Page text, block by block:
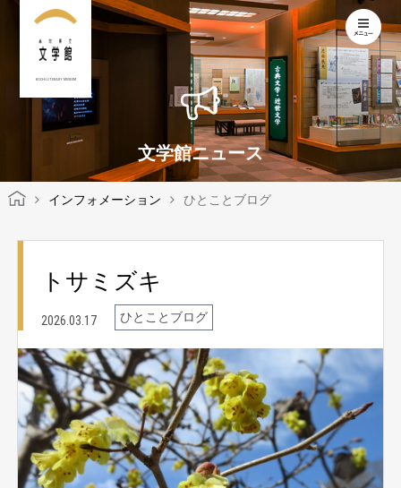
KOCHI LITERARY MUSEUM
文学館ニュース
インフォメーション ひとことブログ
トサミズキ
2026.03.17 ひとことブログ